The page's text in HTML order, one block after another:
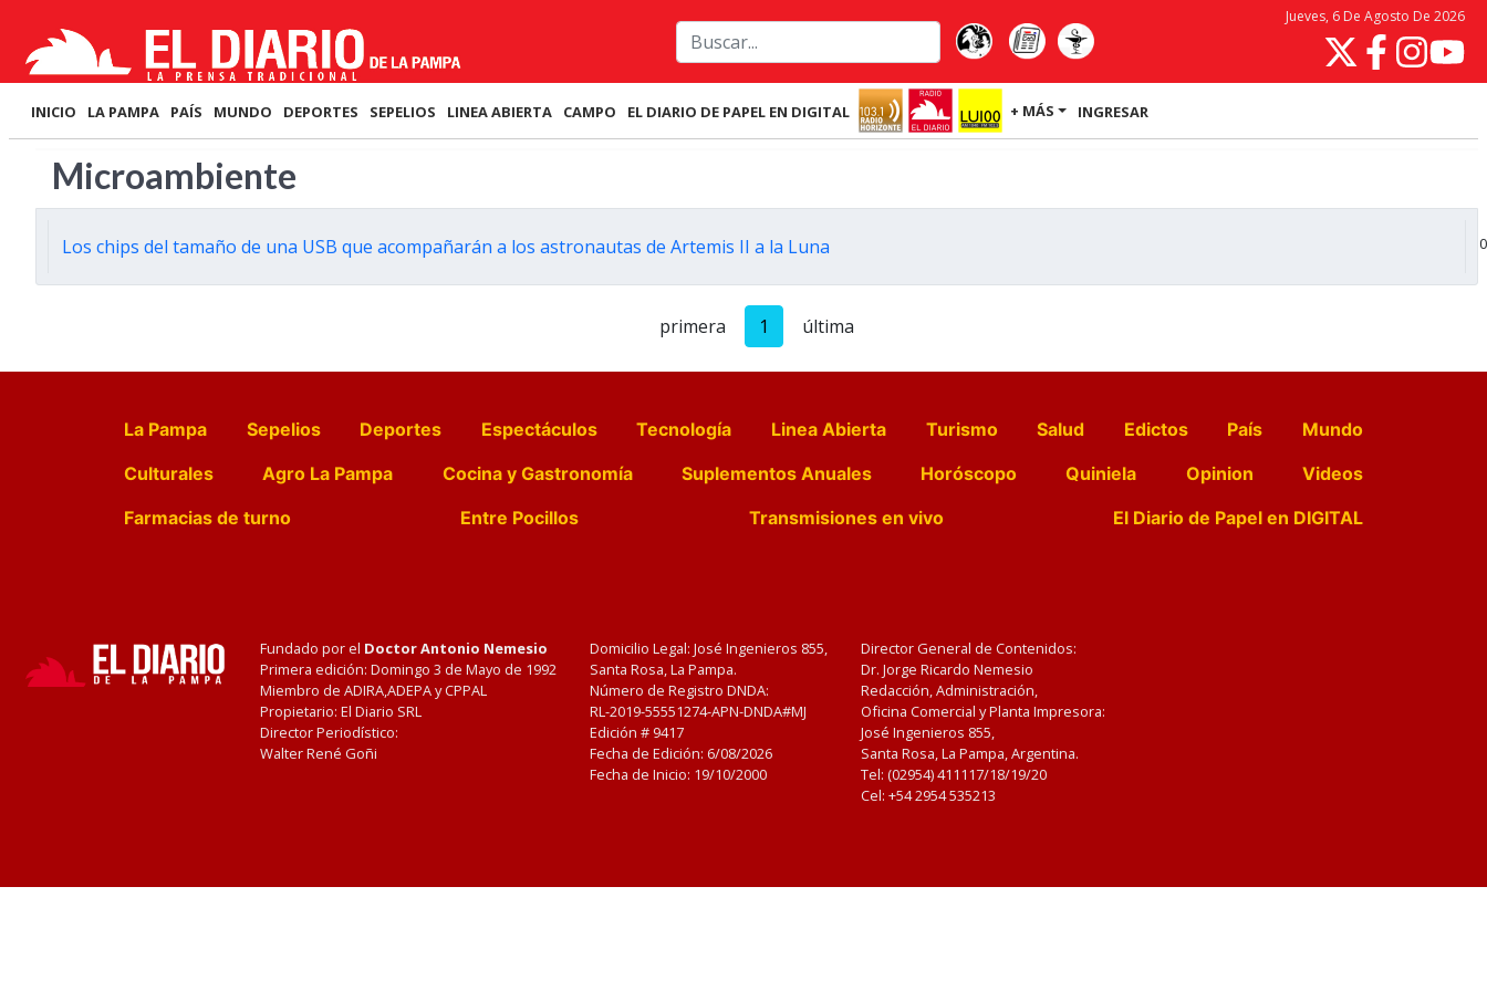
Jueves, 6 De Agosto De 2026
INICIO LA PAMPA PAÍS MUNDO DEPORTES SEPELIOS LINEA ABIERTA CAMPO EL DIARIO DE PAPEL EN DIGITAL + MÁS INGRESAR
Microambiente
Los chips del tamaño de una USB que acompañarán a los astronautas de Artemis II a la Luna
primera 1 última
La Pampa Sepelios Deportes Espectáculos Tecnología Linea Abierta Turismo Salud Edictos País
Mundo
Culturales
Agro La Pampa Cocina y Gastronomía Suplementos Anuales Horóscopo Quiniela Opinion
Videos
Farmacias de turno
Entre Pocillos Transmisiones en vivo El Diario de Papel en DIGITAL
Fundado por el Doctor Antonio Nemesio
Primera edición: Domingo 3 de Mayo de 1992
Miembro de ADIRA,ADEPA y CPPAL
Propietario: El Diario SRL
Director Periodístico:
Walter René Goñi
Domicilio Legal: José Ingenieros 855,
Santa Rosa, La Pampa.
Número de Registro DNDA:
RL-2019-55551274-APN-DNDA#MJ
Edición # 9417
Fecha de Edición: 6/08/2026
Fecha de Inicio: 19/10/2000
Director General de Contenidos:
Dr. Jorge Ricardo Nemesio
Redacción, Administración,
Oficina Comercial y Planta Impresora:
José Ingenieros 855,
Santa Rosa, La Pampa, Argentina.
Tel: (02954) 411117/18/19/20
Cel: +54 2954 535213